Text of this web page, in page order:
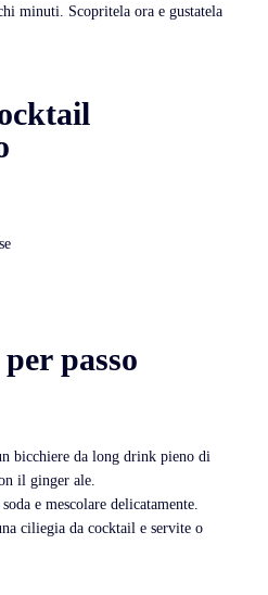
minuti. Scopritela ora e gustatela
passo
bicchiere da long drink pieno di
il ginger ale.
e mescolare delicatamente.
ciliegia da cocktail e servite o